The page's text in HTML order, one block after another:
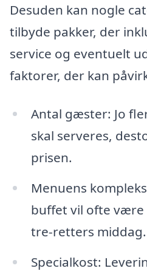
Desuden kan nogle
tilbyde pakker, der
service og eventuelt
faktorer, der kan
Antal gæster: Jo
skal serveres,
prisen.
Menuens
buffet vil ofte være
tre-retters middag.
Specialkost: